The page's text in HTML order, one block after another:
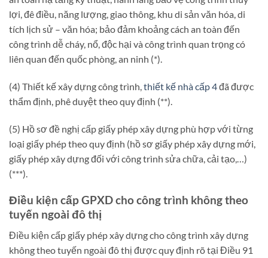
lợi, đê điều, năng lượng, giao thông, khu di sản văn hóa, di
tích lịch sử – văn hóa; bảo đảm khoảng cách an toàn đến
công trình dễ cháy, nổ, độc hại và công trình quan trọng có
liên quan đến quốc phòng, an ninh (*).
(4) Thiết kế xây dựng công trình,thiết kế nhà cấp 4đã được
thẩm định, phê duyệt theo quy định (**).
(5) Hồ sơ đề nghị cấp giấy phép xây dựng phù hợp với từng
loại giấy phép theo quy định (hồ sơ giấy phép xây dựng mới,
giấy phép xây dựng đối với công trình sửa chữa, cải tạo,…)
(***).
Điều kiện cấp GPXD cho công trình không theo
tuyến ngoài đô thị
Điều kiện cấp giấy phép xây dựng cho công trình xây dựng
không theo tuyến ngoài đô thị được quy định rõ tại Điều 91